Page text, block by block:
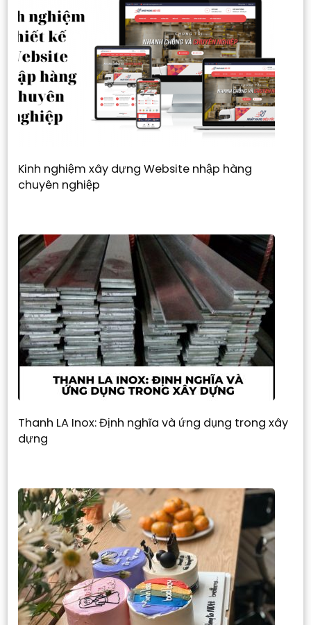
Kinh nghiệm xây dựng Website nhập hàng
chuyên nghiệp
Thanh LA Inox: Định nghĩa và ứng dụng trong xây
dựng